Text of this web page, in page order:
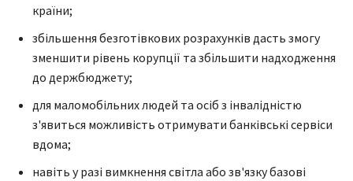
країни;
збільшення безготівкових розрахунків дасть змогу
зменшити рівень корупції та збільшити надходження
до держбюджету;
для маломобільних людей та осіб з інвалідністю
з'явиться можливість отримувати банківські сервіси
вдома;
навіть у разі вимкнення світла або зв'язку базові